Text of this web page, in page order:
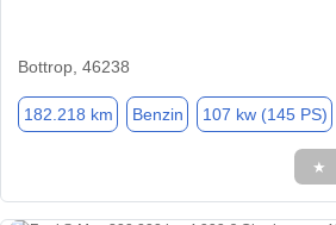
Bottrop, 46238
182.218 km Benzin 107 kw (145 PS)
★